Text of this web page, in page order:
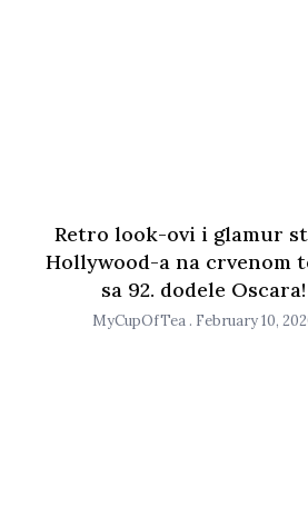
Retro look-ovi i glamur
Hollywood-a na crvenom
sa 92. dodele Oscara!
MyCupOfTea February 10,